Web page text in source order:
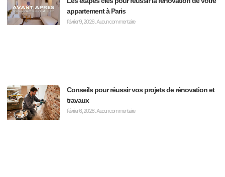
appartement à Paris
février 9, 2026 Aucun commentaire
Conseils pour réussir vos projets de rénovation et
travaux
février 6, 2026Aucun commentaire